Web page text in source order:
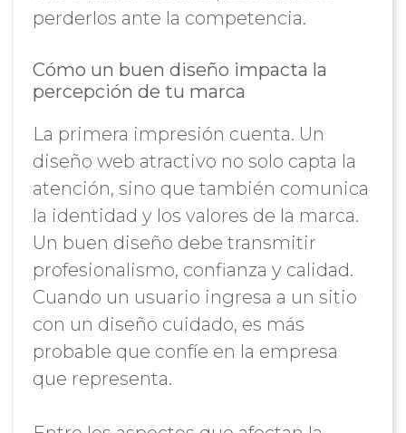
perderlos ante la competencia.
Cómo un buen diseño impacta la
percepción de tu marca
La primera impresión cuenta. Un
diseño web atractivo no solo capta la
atención, sino que también comunica
la identidad y los valores de la marca.
Un buen diseño debe transmitir
profesionalismo, confianza y calidad.
Cuando un usuario ingresa a un sitio
con un diseño cuidado, es más
probable que confíe en la empresa
que representa.